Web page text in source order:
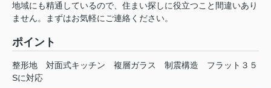
地域にも精通しているので、住まい探しに役立つこと間違いあり
ません。まずはお気軽にご連絡ください。
ポイント
整形地 対面式キッチン 複層ガラス 制震構造
フラット３５
Sに対応